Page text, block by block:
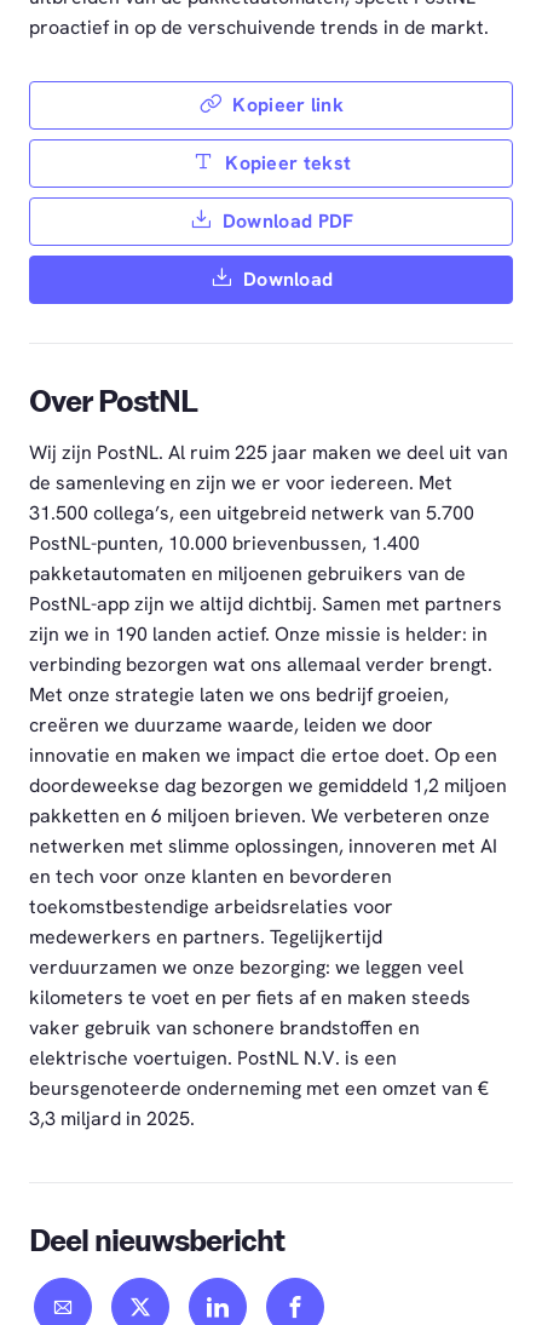
proactief in op de verschuivende trends in de markt.
Kopieer link
Kopieer tekst
Download PDF
Download
Over PostNL
Wij zijn PostNL. Al ruim 225 jaar maken we deel uit van
de samenleving en zijn we er voor iedereen. Met
31.500 collega’s, een uitgebreid netwerk van 5.700
PostNL-punten, 10.000 brievenbussen, 1.400
pakketautomaten en miljoenen gebruikers van de
PostNL-app zijn we altijd dichtbij. Samen met partners
zijn we in 190 landen actief. Onze missie is helder: in
verbinding bezorgen wat ons allemaal verder brengt.
Met onze strategie laten we ons bedrijf groeien,
creëren we duurzame waarde, leiden we door
innovatie en maken we impact die ertoe doet. Op een
doordeweekse dag bezorgen we gemiddeld 1,2 miljoen
pakketten en 6 miljoen brieven. We verbeteren onze
netwerken met slimme oplossingen, innoveren met AI
en tech voor onze klanten en bevorderen
toekomstbestendige arbeidsrelaties voor
medewerkers en partners. Tegelijkertijd
verduurzamen we onze bezorging: we leggen veel
kilometers te voet en per fiets af en maken steeds
vaker gebruik van schonere brandstoffen en
elektrische voertuigen. PostNL N.V. is een
beursgenoteerde onderneming met een omzet van €
3,3 miljard in 2025.
Deel nieuwsbericht